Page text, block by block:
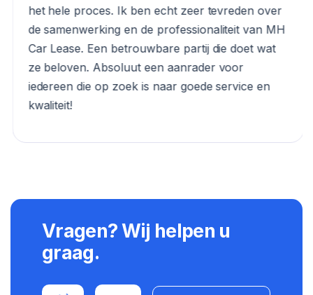
het hele proces. Ik ben echt zeer tevreden over
de samenwerking en de professionaliteit van MH
Car Lease. Een betrouwbare partij die doet wat
ze beloven. Absoluut een aanrader voor
iedereen die op zoek is naar goede service en
kwaliteit!
Vragen? Wij helpen u
graag.